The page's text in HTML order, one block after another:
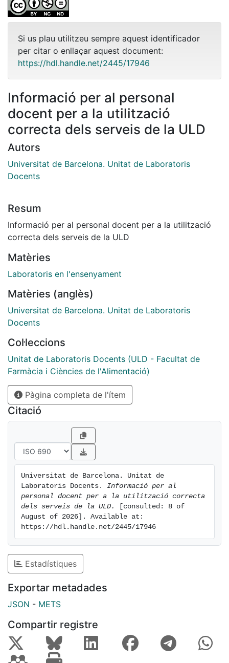
Si us plau utilitzeu sempre aquest identificador
per citar o enllaçar aquest document:
https://hdl.handle.net/2445/17946
Informació per al personal
docent per a la utilització
correcta dels serveis de la ULD
Autors
Universitat de Barcelona. Unitat de Laboratoris
Docents
Resum
Informació per al personal docent per a la utilització
correcta dels serveis de la ULD
Matèries
Laboratoris en l'ensenyament
Matèries (anglès)
Universitat de Barcelona. Unitat de Laboratoris
Docents
Col·leccions
Unitat de Laboratoris Docents (ULD - Facultat de
Farmàcia i Ciències de l'Alimentació)
Pàgina completa de l'ítem
Citació
Universitat de Barcelona. Unitat de
Laboratoris Docents. Informació per al
personal docent per a la utilització correcta
dels serveis de la ULD.
[consulted: 8 of
August of 2026]. Available at:
https://hdl.handle.net/2445/17946
Estadístiques
Exportar metadades
JSON - METS
Compartir registre